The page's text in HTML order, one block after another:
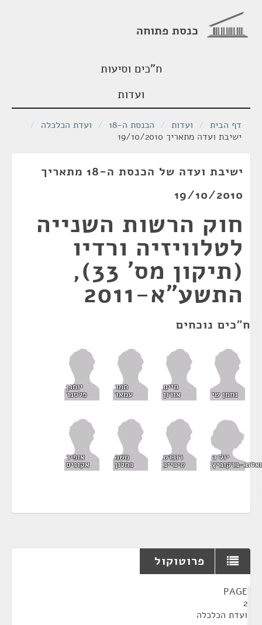
כנסת פתוחה
ח"כים וסיעות
ועדות
דף הבית / ועדות / הכנסת ה-18 / ועדת הכלכלה /
ישיבת ועדה מתאריך 19/10/2010
ישיבת ועדה של הכנסת ה-18 מתאריך
19/10/2010
חוק הרשות השנייה
לטלוויזיה ורדיו
(תיקון מס' 33),
התשע"א-2011
ח"כים נוכחים
נחמן שי
חיים
אורון
חמד
עמאר
יוחנן
פלסנר
יוליה
ברקוביץ
רוברט
טיבייב
משה
כחלון
אופיר
אקוניס
פרוטוקול
PAGE
2
ועדת הכלכלה